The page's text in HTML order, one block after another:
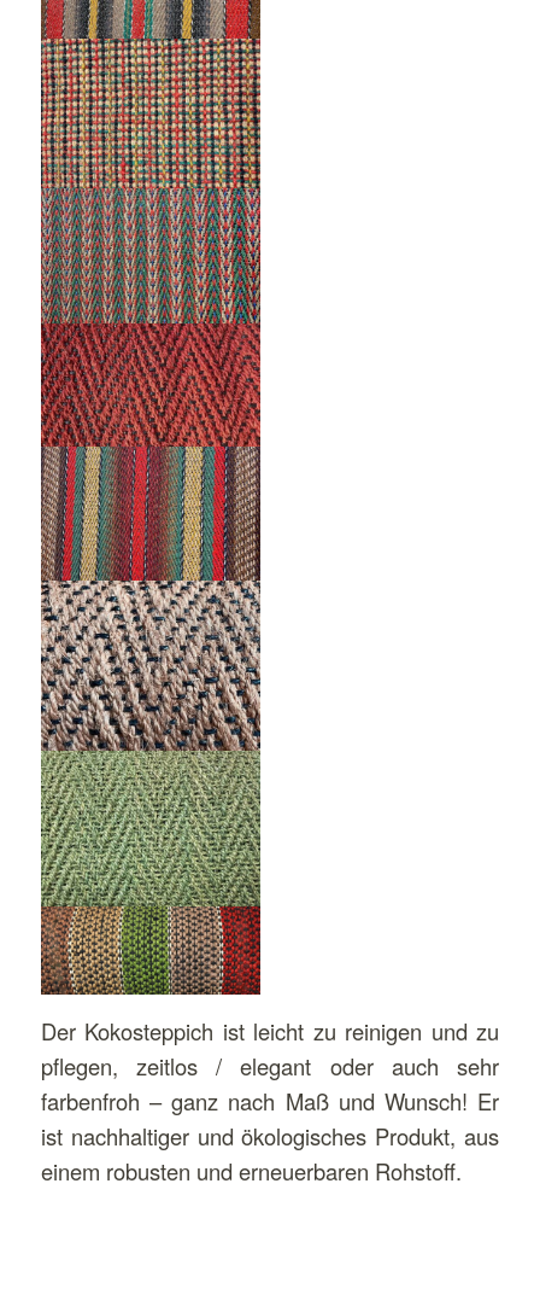
Der Kokosteppich ist leicht zu reinigen und zu
pflegen, zeitlos / elegant oder auch sehr
farbenfroh – ganz nach Maß und Wunsch! Er
ist nachhaltiger und ökologisches Produkt, aus
einem robusten und erneuerbaren Rohstoff.